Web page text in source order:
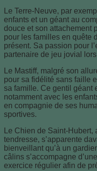
Le Terre-Neuve, par
enfants et un géant au
douce et son attachement
pour les familles en quête
présent. Sa passion pour
partenaire de jeu jovial
Le Mastiff, malgré son
pour sa fidélité sans faille
sa famille. Ce gentil géant
notamment avec les
en compagnie de ses
sportives.
Le Chien de Saint-
tendresse, s’apparente
bienveillant qu’à un
câlins s’accompagne
exercice régulier afin de